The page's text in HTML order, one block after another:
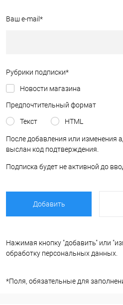
Ваш e-mail *
Рубрики подписки*
Новости магазина
Предпочтительный формат
Текст HTML
После добавления или изменения
выслан код подтверждения.
Подписка будет не активной до
Нажимая кнопку "добавить" или
обработку персональных данных.
*Поля, обязательные для